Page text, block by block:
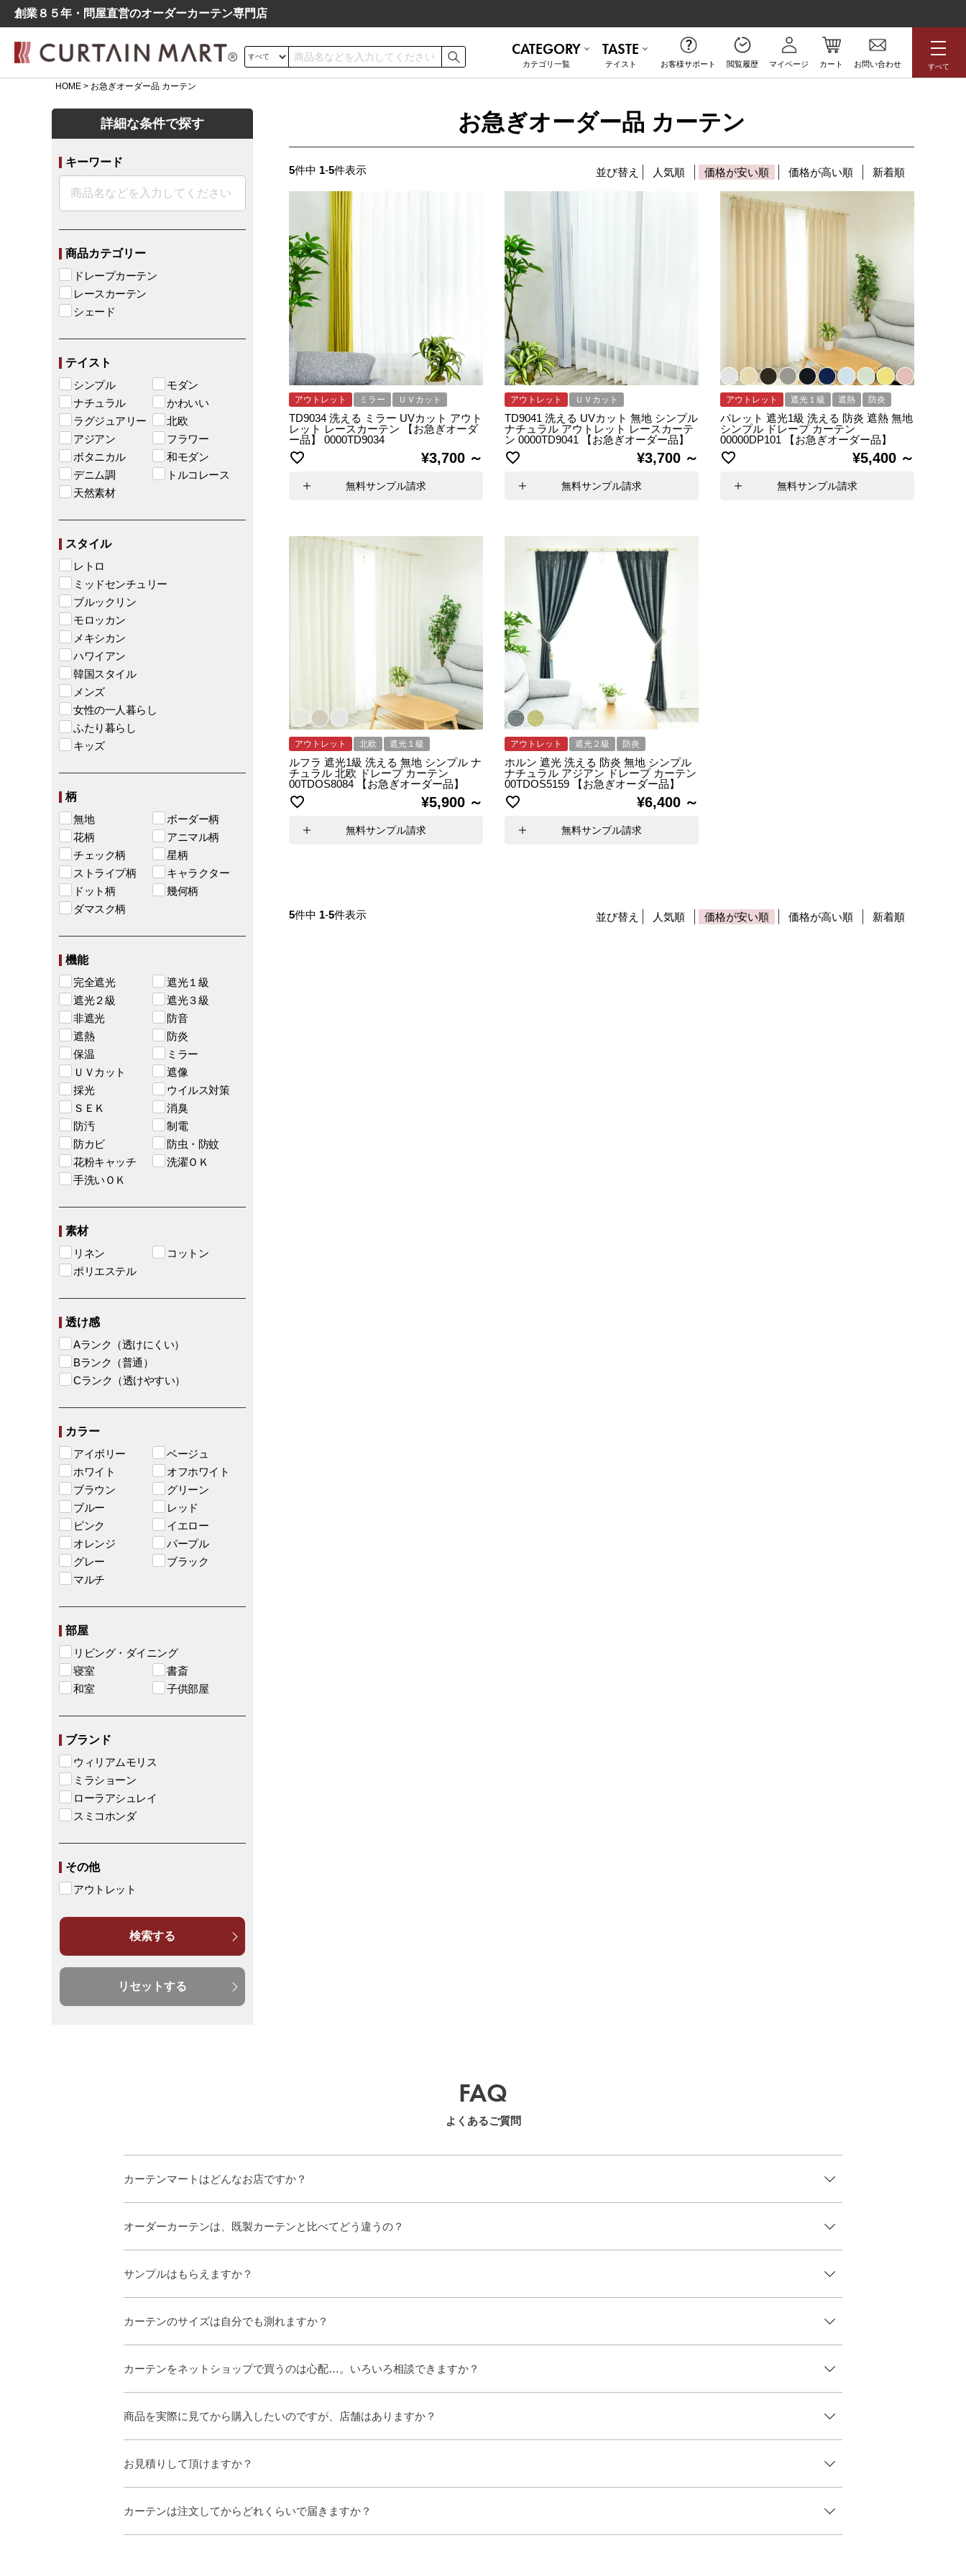
創業８５年・問屋直営のオーダーカーテン専⾨店
CATEGORY
カテゴリ⼀覧
和モダン トルコレース
TASTE
テイスト
シンプル モダン ラグジュアリー
お客様サポート
よくあるご質問 お問い合わせ
閲覧履歴 マイページ カート お問い合わせ すべて
HOME お急ぎオーダー品 カーテン
詳細な条件で探す
キーワード
商品カテゴリー
ドレープカーテン
レースカーテン
シェード
テイスト
シンプル
モダン
ナチュラル
かわいい
ラグジュアリー
北欧
アジアン
フラワー
ボタニカル
和モダン
デニム調
トルコレース
天然素材
スタイル
レトロ
ミッドセンチュリー
ブルックリン
モロッカン
メキシカン
ハワイアン
韓国スタイル
メンズ
女性の一人暮らし
ふたり暮らし
キッズ
柄
無地
ボーダー柄
花柄
アニマル柄
チェック柄
星柄
ストライプ柄
キャラクター
ドット柄
幾何柄
ダマスク柄
機能
完全遮光
遮光１級
遮光２級
遮光３級
非遮光
防音
遮熱
防炎
保温
ミラー
ＵＶカット
遮像
採光
ウイルス対策
ＳＥＫ
消臭
防汚
制電
防カビ
防虫・防蚊
花粉キャッチ
洗濯ＯＫ
手洗いＯＫ
素材
リネン
コットン
ポリエステル
透け感
Aランク（透けにくい）
Bランク（普通）
Cランク（透けやすい）
カラー
アイボリー
ベージュ
ホワイト
オフホワイト
ブラウン
グリーン
ブルー
レッド
ピンク
イエロー
オレンジ
パープル
グレー
ブラック
マルチ
部屋
リビング・ダイニング
寝室
書斎
和室
子供部屋
ブランド
ウィリアムモリス
ミラショーン
ローラアシュレイ
スミコホンダ
その他
アウトレット
検索する
リセットする
お急ぎオーダー品 カーテン
並び替え 人気順 価格が安い順 価格が高い順 新着順
5件中 1-5件表示
アウトレット ミラー ＵＶカット
TD9034 洗える ミラー UVカット アウト
レット レースカーテン 【お急ぎオーダ
ー品】 0000TD9034
¥3,700
無料サンプル請求
アウトレット ＵＶカット
TD9041 洗える UVカット 無地 シンプル
ナチュラル アウトレット レースカーテ
ン 0000TD9041 【お急ぎオーダー品】
¥3,700
無料サンプル請求
アウトレット 遮光１級 遮熱 防炎
パレット 遮光1級 洗える 防炎 遮熱 無地
シンプル ドレープ カーテン
00000DP101 【お急ぎオーダー品】
¥5,400
無料サンプル請求
アウトレット 北欧 遮光１級
ルフラ 遮光1級 洗える 無地 シンプル ナ
チュラル 北欧 ドレープ カーテン
00TDOS8084 【お急ぎオーダー品】
¥5,900
無料サンプル請求
アウトレット 遮光２級 防炎
ホルン 遮光 洗える 防炎 無地 シンプル
ナチュラル アジアン ドレープ カーテン
00TDOS5159 【お急ぎオーダー品】
¥6,400
無料サンプル請求
並び替え 人気順 価格が安い順 価格が高い順 新着順
5件中 1-5件表示
FAQ
よくあるご質問
カーテンマートはどんなお店ですか？
オーダーカーテンは、既製カーテンと比べてどう違うの？
サンプルはもらえますか？
カーテンのサイズは自分でも測れますか？
カーテンをネットショップで買うのは心配…。いろいろ相談できますか？
商品を実際に見てから購入したいのですが、店舗はありますか？
お見積りして頂けますか？
カーテンは注文してからどれくらいで届きますか？